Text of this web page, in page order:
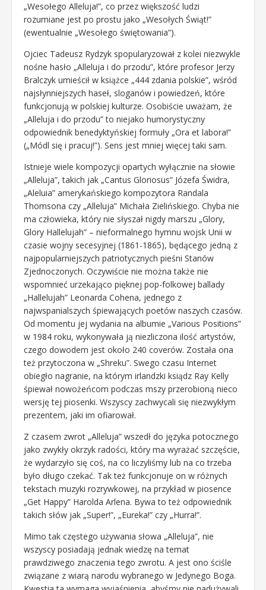
„Wesołego Alleluja!”, co przez większość ludzi
rozumiane jest po prostu jako „Wesołych Świąt!”
(ewentualnie „Wesołego świętowania”).
Ojciec Tadeusz Rydzyk spopularyzował z kolei niezwykle
nośne hasło „Alleluja i do przodu”, które profesor Jerzy
Bralczyk umieścił w książce „444 zdania polskie”, wśród
najsłynniejszych haseł, sloganów i powiedzeń, które
funkcjonują w polskiej kulturze. Osobiście uważam, że
„Alleluja i do przodu” to niejako humorystyczny
odpowiednik benedyktyńskiej formuły „Ora et labora!”
(„Módl się i pracuj!”). Sens jest mniej więcej taki sam.
Istnieje wiele kompozycji opartych wyłącznie na słowie
„Alleluja”, takich jak „Cantus Gloriosus” Józefa Świdra,
„Aleluia” amerykańskiego kompozytora Randala
Thomsona czy „Alleluja” Michała Zielińskiego. Chyba nie
ma człowieka, który nie słyszał nigdy marszu „Glory,
Glory Hallelujah” – nieformalnego hymnu wojsk Unii w
czasie wojny secesyjnej (1861-1865), będącego jedną z
najpopularniejszych patriotycznych pieśni Stanów
Zjednoczonych. Oczywiście nie można także nie
wspomnieć urzekająco pięknej pop-folkowej ballady
„Hallelujah” Leonarda Cohena, jednego z
najwspanialszych śpiewających poetów naszych czasów.
Od momentu jej wydania na albumie „Various Positions”
w 1984 roku, wykonywała ją niezliczona ilość artystów,
czego dowodem jest około 240 coverów. Została ona
też przytoczona w „Shreku”. Swego czasu Internet
obiegło nagranie, na którym irlandzki ksiądz Ray Kelly
śpiewał nowożeńcom podczas mszy przerobioną nieco
wersję tej piosenki. Wszyscy zachwycali się niezwykłym
prezentem, jaki im ofiarował.
Z czasem zwrot „Alleluja” wszedł do języka potocznego
jako zwykły okrzyk radości, który ma wyrażać szczęście,
że wydarzyło się coś, na co liczyliśmy lub na co trzeba
było długo czekać. Tak też funkcjonuje on w różnych
tekstach muzyki rozrywkowej, na przykład w piosence
„Get Happy” Harolda Arlena. Bywa to też odpowiednik
takich słów jak „Super!”, „Eureka!” czy „Hurra!”.
Mimo tak częstego używania słowa „Alleluja”, nie
wszyscy posiadają jednak wiedzę na temat
prawdziwego znaczenia tego zwrotu. A jest ono ściśle
związane z wiarą narodu wybranego w Jedynego Boga.